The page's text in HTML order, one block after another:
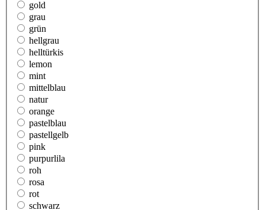
gold
grau
grün
hellgrau
helltürkis
lemon
mint
mittelblau
natur
orange
pastelblau
pastellgelb
pink
purpurlila
roh
rosa
rot
schwarz